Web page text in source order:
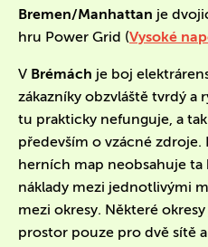
Bremen/Manhattan je
hru Power Grid (Vysoké
V Brémách je boj
zákazníky obzvláště tvrdý a
tu prakticky nefunguje, a
především o vzácné
herních map neobsahuje ta
náklady mezi jednotlivými
mezi okresy. Některé
prostor pouze pro dvě sítě